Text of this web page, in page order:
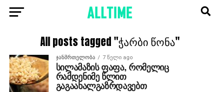
All posts tagged "ჭარბი წონა"
ᲯᲐᲜᲛᲠᲗᲔᲚᲝᲑᲐ 7 წელი ago
სილამაზის ფაფა, რომელიც
რამდენიმე წლით
გაგაახალგაზრდავებთ